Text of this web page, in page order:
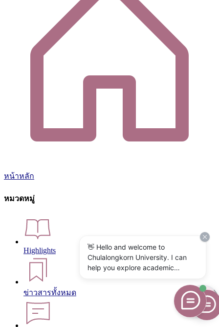
หน้าหลัก
หมวดหมู่
Highlights
ข่าวสารทั้งหมด
👋 Hello and welcome to
Chulalongkorn University. I can
help you explore academic